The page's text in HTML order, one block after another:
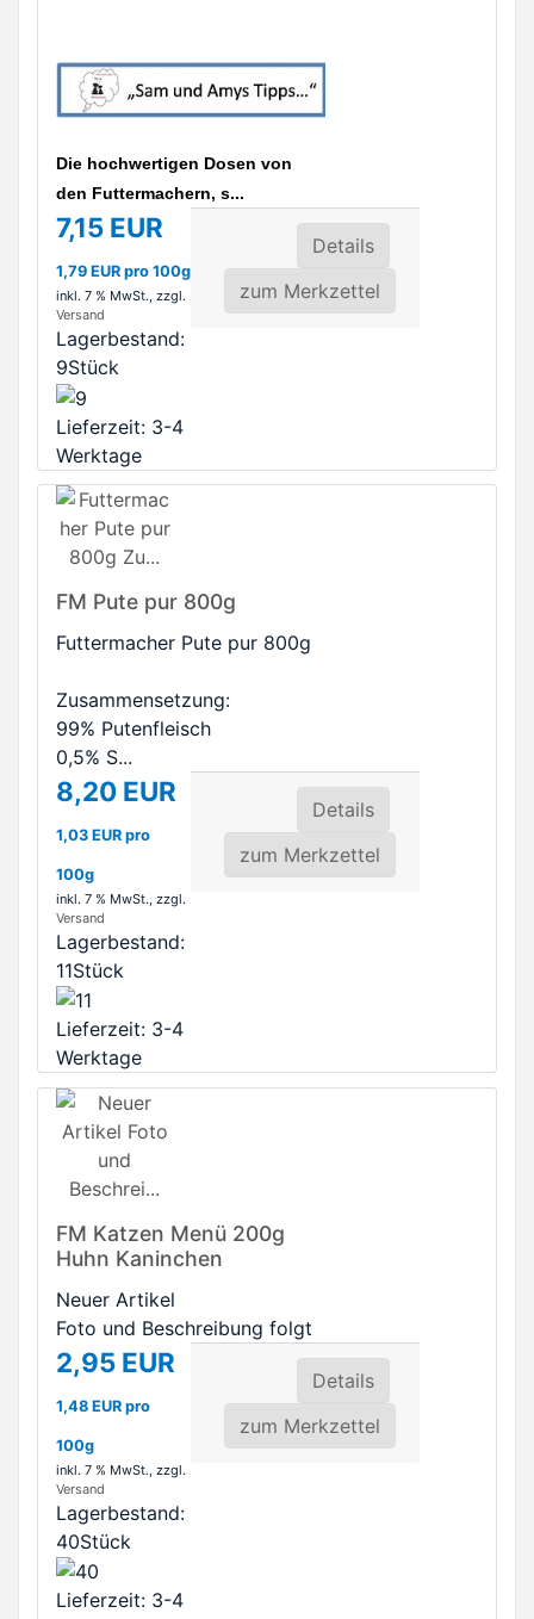
Die hochwertigen Dosen von
den Futtermachern, s...
7,15 EUR
1,79 EUR pro 100g
inkl. 7 % MwSt., zzgl.
Versand
Lagerbestand:
9Stück
Lieferzeit: 3-4
Werktage
Details
zum Merkzettel
FM Pute pur 800g
Futtermacher Pute pur 800g
Zusammensetzung:
99% Putenfleisch
0,5% S...
8,20 EUR
1,03 EUR pro
100g
inkl. 7 % MwSt. , zzgl.
Versand
Lagerbestand:
11Stück
Lieferzeit: 3-4
Werktage
Details
zum Merkzettel
FM Katzen Menü 200g
Huhn Kaninchen
Neuer Artikel
Foto und Beschreibung folgt
2,95 EUR
1,48 EUR pro
100g
inkl. 7 % MwSt. , zzgl.
Versand
Lagerbestand:
40Stück
Lieferzeit: 3-4
Details
zum Merkzettel